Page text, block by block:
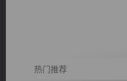
热门推荐